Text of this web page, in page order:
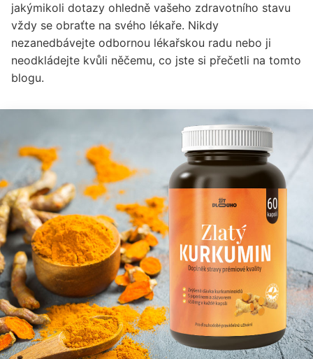
jakýmikoli dotazy ohledně vašeho zdravotního stavu
vždy se obraťte na svého lékaře. Nikdy
nezanedbávejte odbornou lékařskou radu nebo ji
neodkládejte kvůli něčemu, co jste si přečetli na tomto
blogu.